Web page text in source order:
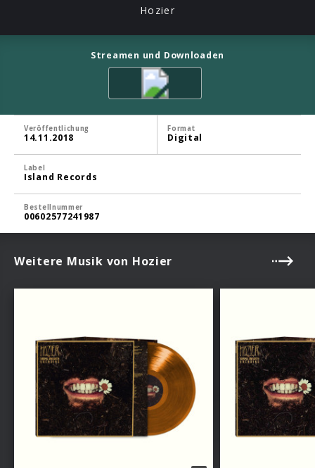
Hozier
Streamen und Downloaden
Veröffentlichung
14.11.2018
Format
Digital
Label
Island Records
Bestellnummer
00602577241987
Weitere Musik von Hozier